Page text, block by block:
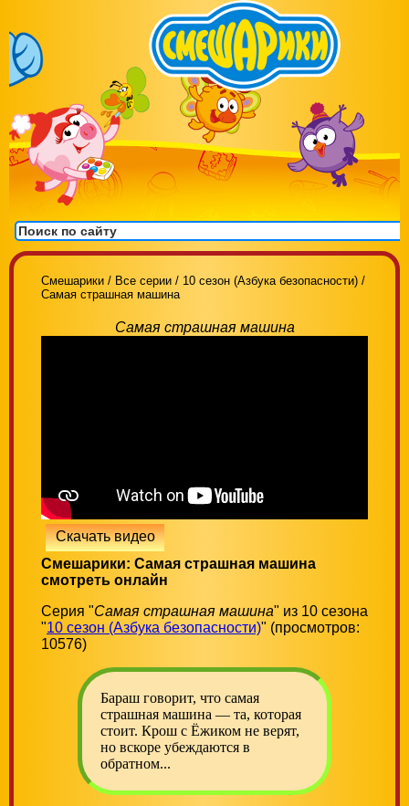
Смешарики / Все серии / 10 сезон (Азбука безопасности) /
Самая страшная машина
Самая страшная машина
Скачать видео
Смешарики: Самая страшная машина
смотреть онлайн
Серия "Самая страшная машина" из 10 сезона
"10 сезон (Азбука безопасности)" (просмотров:
10576)
Бараш говорит, что самая
страшная машина — та, которая
стоит. Крош с Ёжиком не верят,
но вскоре убеждаются в
обратном...